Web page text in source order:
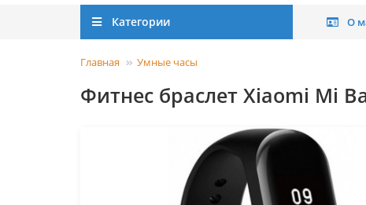
Категории О
Главная Умные часы
Фитнес браслет Xiaomi Mi